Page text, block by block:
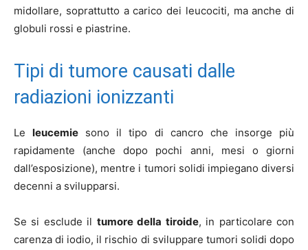
midollare, soprattutto a carico dei leucociti, ma anche di
globuli rossi e piastrine.
Tipi di tumore causati dalle
radiazioni ionizzanti
Leleucemie sono il tipo di cancro che insorge più
rapidamente (anche dopo pochi anni, mesi o giorni
dall’esposizione), mentre i tumori solidi impiegano diversi
decenni a svilupparsi.
Se si esclude il tumore della tiroide, in particolare con
carenza di iodio, il rischio di sviluppare tumori solidi dopo